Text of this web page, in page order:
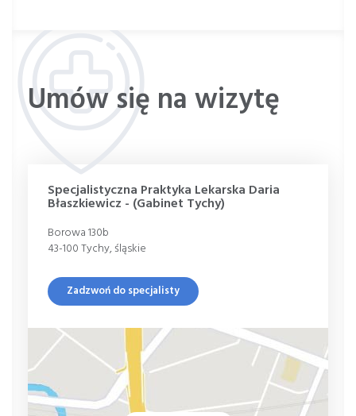
SM
choroby neurologiczne
polineuropatia
Umów się na wizytę
Specjalistyczna Praktyka Lekarska Daria
Błaszkiewicz - (Gabinet Tychy)
Borowa 130b
43-100 Tychy, śląskie
Zadzwoń do specjalisty